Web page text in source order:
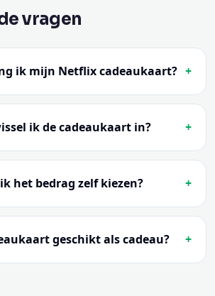
vragen
ik mijn Netflix cadeaukaart? +
ik de cadeaukaart in? +
het bedrag zelf kiezen? +
geschikt als cadeau? +